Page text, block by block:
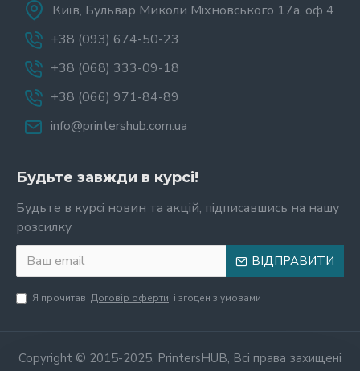
Київ, Бульвар Миколи Міхновського 17а, оф 4
+38 (093) 674-50-23
+38 (068) 333-09-18
+38 (066) 971-84-89
info@printershub.com.ua
Будьте завжди в курсі!
Будьте в курсі новин та акцій, підписавшись на нашу
розсилку
ВІДПРАВИТИ
Я прочитав Договір оферти і згоден з умовами
Copyright © 2015-2025, PrintersHUB, Всі права захищені